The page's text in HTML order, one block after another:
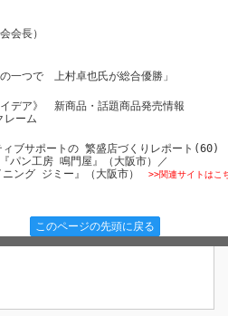
会長）
一つで 上村卓也氏が総合優勝」
デア》 新商品・話題商品発売情報
レーム
ィブサポートの 繁盛店づくりレポート(60)
『パン工房 鳴門屋』（大阪市）／
ニング ジミー』（大阪市）
>>関連サイトはこ
このページの先頭に戻る